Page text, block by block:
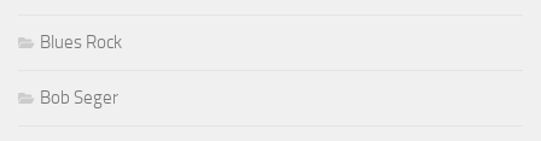
Blues Rock
Bob Seger